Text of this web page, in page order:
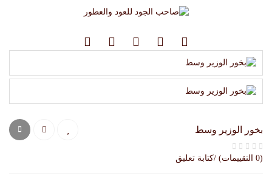
بخور الوزير وسط
(0 التقييمات) /كتابة تعليق